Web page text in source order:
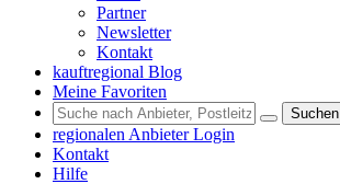
Partner
Newsletter
Kontakt
kauftregional Blog
Meine Favoriten
Suchen
regionalen Anbieter Login
Kontakt
Hilfe